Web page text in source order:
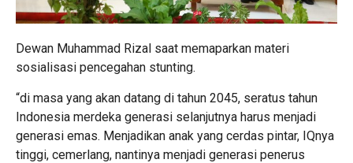
Dewan Muhammad Rizal saat memaparkan materi
sosialisasi pencegahan stunting.
“di masa yang akan datang di tahun 2045, seratus tahun
Indonesia merdeka generasi selanjutnya harus menjadi
generasi emas. Menjadikan anak yang cerdas pintar, IQnya
tinggi, cemerlang, nantinya menjadi generasi penerus